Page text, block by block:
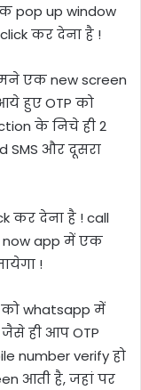
pop up window
कर देना है !
एक new screen
हुए OTP को
के निचे ही 2
SMS और दूसरा
कर देना है ! call
app में एक
!
whatsapp में
ही आप OTP
number verify हो
आती है, जहां पर